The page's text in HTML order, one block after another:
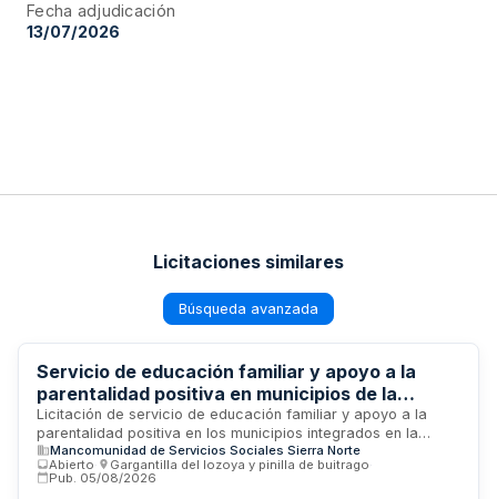
Fecha adjudicación
13/07/2026
Licitaciones similares
Búsqueda avanzada
Servicio de educación familiar y apoyo a la
parentalidad positiva en municipios de la
Mancomunidad Sierra Norte
Licitación de servicio de educación familiar y apoyo a la
parentalidad positiva en los municipios integrados en la
Mancomunidad de Interés General de Servicios Sierra Norte.
El contratista realizará intervenciones socioeducativas con
familias que tengan menores a cargo, derivadas por los
Mancomunidad de Servicios Sociales Sierra Norte
Abierto
Gargantilla del lozoya y pinilla de buitrago
Pub. 05/08/2026